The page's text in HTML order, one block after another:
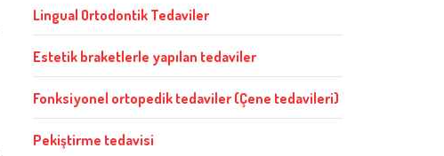
Lingual Ortodontik Tedaviler
Estetik braketlerle yapılan tedaviler
Fonksiyonel ortopedik tedaviler (Çene tedavileri)
Pekiştirme tedavisi